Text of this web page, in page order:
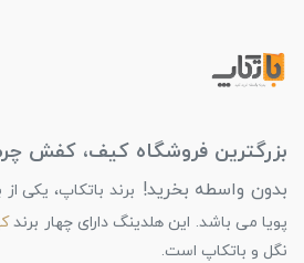
بزرگترین فروشگاه کیف، کفش
بدون واسطه بخرید! برند باتکاپ، یکی
پویا می باشد. این هلدینگ دارای چهار برند
نگل و باتکاپ است.